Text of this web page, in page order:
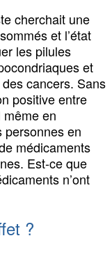
cherchait une
et l’état
les pilules
et
cancers. Sans
positive entre
en
personnes en
médicaments
Est-ce que
n’ont
?